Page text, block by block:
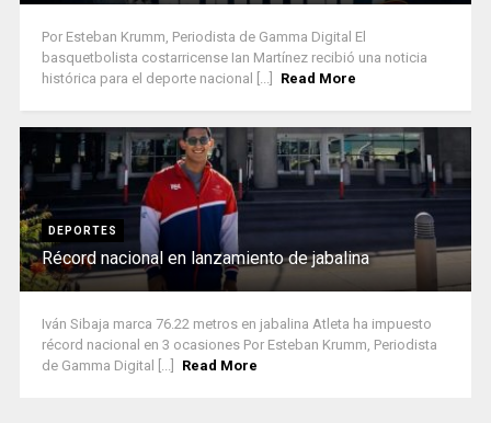
Por Esteban Krumm, Periodista de Gamma Digital El
basquetbolista costarricense Ian Martínez recibió una noticia
histórica para el deporte nacional [...]
Read More
DEPORTES
Récord nacional en lanzamiento de jabalina
Iván Sibaja marca 76.22 metros en jabalina Atleta ha impuesto
récord nacional en 3 ocasiones Por Esteban Krumm, Periodista
de Gamma Digital [...]
Read More